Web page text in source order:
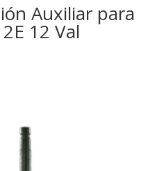
Auxiliar para
12 Val